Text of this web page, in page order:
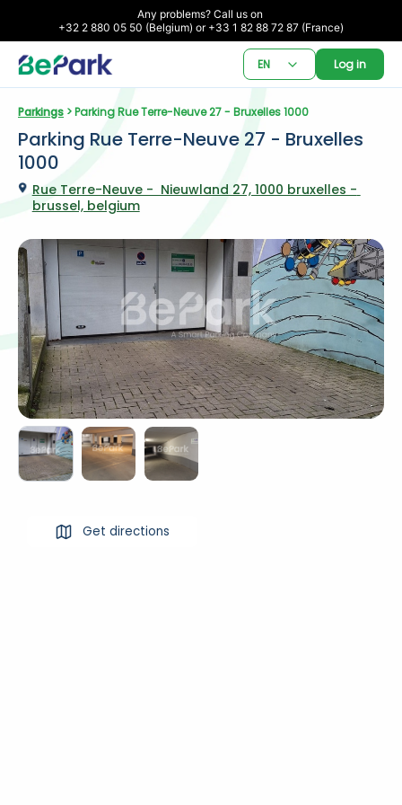
Any problems? Call us on
+32 2 880 05 50 (Belgium) or +33 1 82 88 72 87 (France)
EN Log in
Parkings > Parking Rue Terre-Neuve 27 - Bruxelles 1000
Parking Rue Terre-Neuve 27 - Bruxelles
1000
Rue Terre-Neuve -  Nieuwland 27, 1000 bruxelles -
brussel, belgium
Get directions